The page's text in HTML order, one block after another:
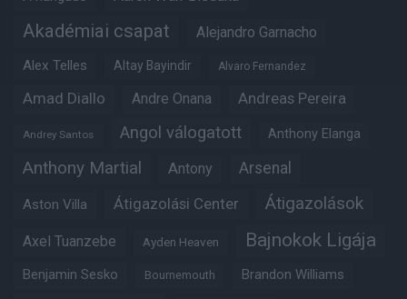
Akadémiai csapat Alejandro Garnacho
Alex Telles Altay Bayindir Alvaro Fernandez
Amad Diallo Andre Onana Andreas Pereira
Andrey Santos Angol válogatott Anthony Elanga
Anthony Martial Antony Arsenal
Aston Villa Átigazolási Center Átigazolások
Axel Tuanzebe Ayden Heaven Bajnokok Ligája
Benjamin Sesko Bournemouth Brandon Williams